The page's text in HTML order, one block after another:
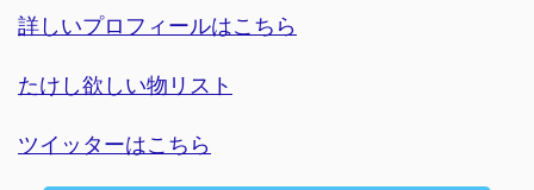
詳しいプロフィールはこちら
たけし欲しい物リスト
ツイッターはこちら